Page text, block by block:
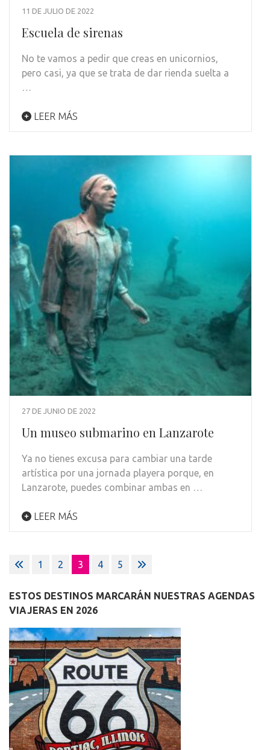
11 DE JULIO DE 2022
Escuela de sirenas
No te vamos a pedir que creas en unicornios,
pero casi, ya que se trata de dar rienda suelta a
…
LEER MÁS
27 DE JUNIO DE 2022
Un museo submarino en Lanzarote
Ya no tienes excusa para cambiar una tarde
artística por una jornada playera porque, en
Lanzarote, puedes combinar ambas en …
LEER MÁS
Paginación
entradas
1 2 3 4 5
ESTOS DESTINOS MARCARÁN NUESTRAS AGENDAS
VIAJERAS EN 2026